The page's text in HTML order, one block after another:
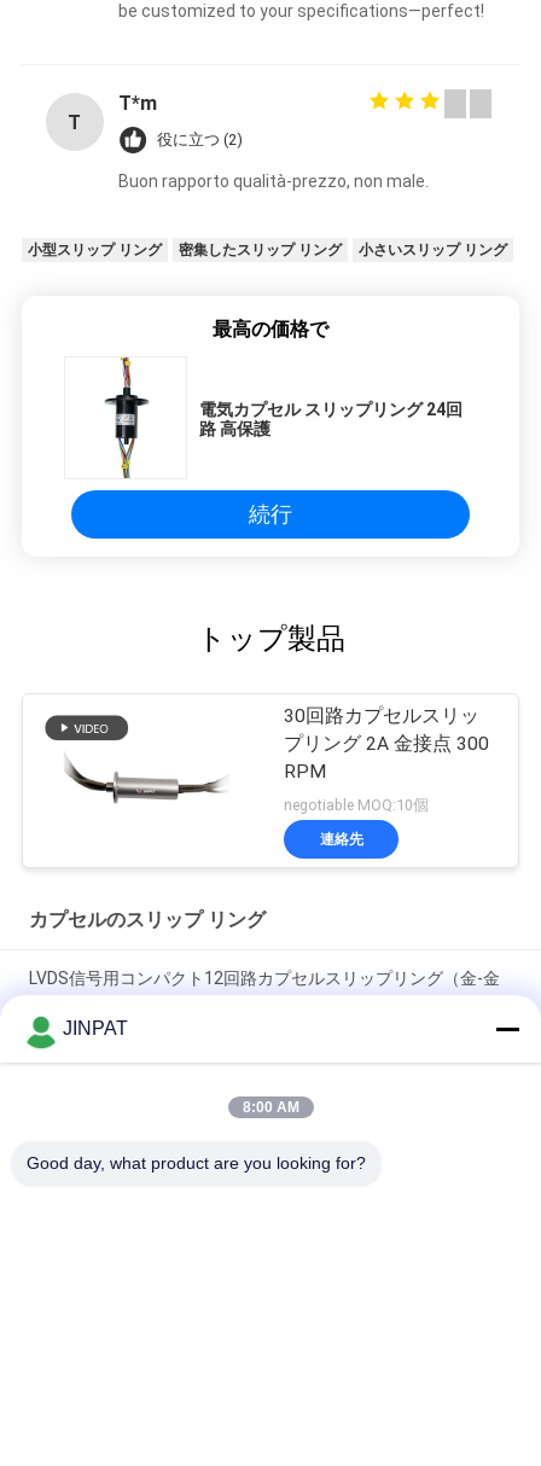
be customized to your specifications—perfect!
T
T*m
役に立つ (2)
Buon rapporto qualità-prezzo, non male.
小型スリップ リング 密集したスリップ リング 小さいスリップ リング
最高の価格で
電気カプセル スリップリング 24回
路 高保護
続行
トップ製品
30回路カプセルスリッ
プリング 2A 金接点 300
RPM
negotiable MOQ:10個
連絡先
カプセルのスリップ リング
LVDS信号用コンパクト12回路カプセルスリップリング（金-金
18回路 250 RPM カプセルスリップリング、金-金接触、メカニ
ン
JINPAT
8:00 AM
Good day, what product are you looking for?